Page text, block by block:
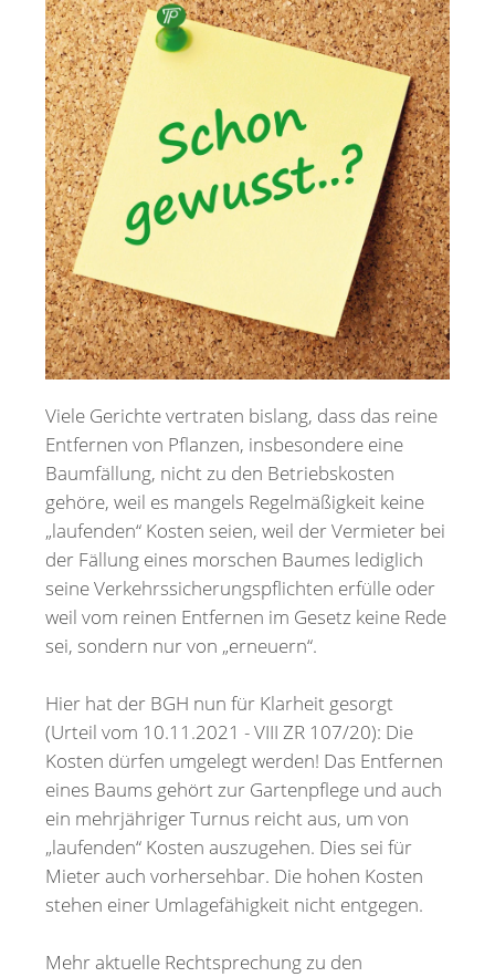
Kontakt
Merkzettel
Newsletter
Viele Gerichte vertraten bislang, dass das reine
Entfernen von Pflanzen, insbesondere eine
Baumfällung, nicht zu den Betriebskosten
gehöre, weil es mangels Regelmäßigkeit keine
„laufenden“ Kosten seien, weil der Vermieter bei
der Fällung eines morschen Baumes lediglich
seine Verkehrssicherungspflichten erfülle oder
weil vom reinen Entfernen im Gesetz keine Rede
sei, sondern nur von „erneuern“.
Hier hat der BGH nun für Klarheit gesorgt
(Urteil vom 10.11.2021 - VIII ZR 107/20): Die
Kosten dürfen umgelegt werden! Das Entfernen
eines Baums gehört zur Gartenpflege und auch
ein mehrjähriger Turnus reicht aus, um von
„laufenden“ Kosten auszugehen. Dies sei für
Mieter auch vorhersehbar. Die hohen Kosten
stehen einer Umlagefähigkeit nicht entgegen.
Mehr aktuelle Rechtsprechung zu den